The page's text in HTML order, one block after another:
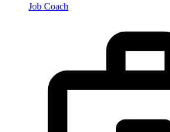
Job Coach